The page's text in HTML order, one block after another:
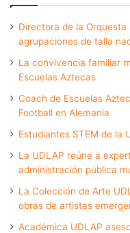
Directora de la
agrupaciones de talla
La convivencia familiar
Escuelas Aztecas
Coach de Escuelas
Football en Alemania
Estudiantes STEM de la
La UDLAP reúne a
administración pública
La Colección de Arte
obras de artistas
Académica UDLAP